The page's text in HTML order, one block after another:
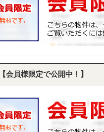
【会員様限定で公開中！】